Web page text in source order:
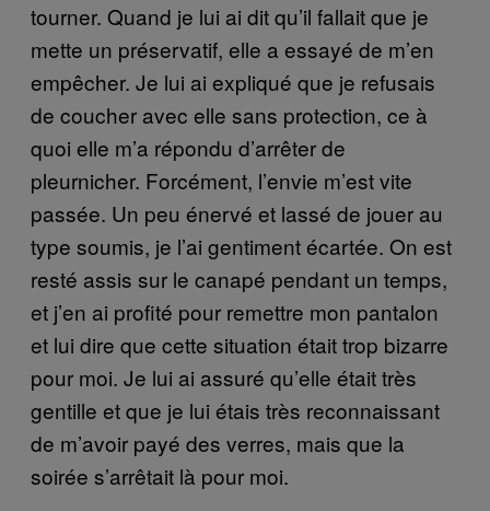
tourner. Quand je lui ai dit qu’il fallait que je
mette un préservatif, elle a essayé de m’en
empêcher. Je lui ai expliqué que je refusais
de coucher avec elle sans protection, ce à
quoi elle m’a répondu d’arrêter de
pleurnicher. Forcément, l’envie m’est vite
passée. Un peu énervé et lassé de jouer au
type soumis, je l’ai gentiment écartée. On est
resté assis sur le canapé pendant un temps,
et j’en ai profité pour remettre mon pantalon
et lui dire que cette situation était trop bizarre
pour moi. Je lui ai assuré qu’elle était très
gentille et que je lui étais très reconnaissant
de m’avoir payé des verres, mais que la
soirée s’arrêtait là pour moi.